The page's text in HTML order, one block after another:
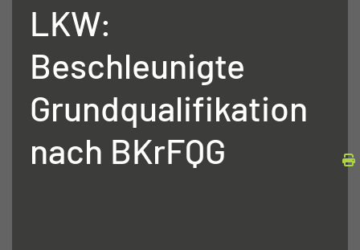
LKW:
Beschleunigte
Grundqualifikation
nach BKrFQG